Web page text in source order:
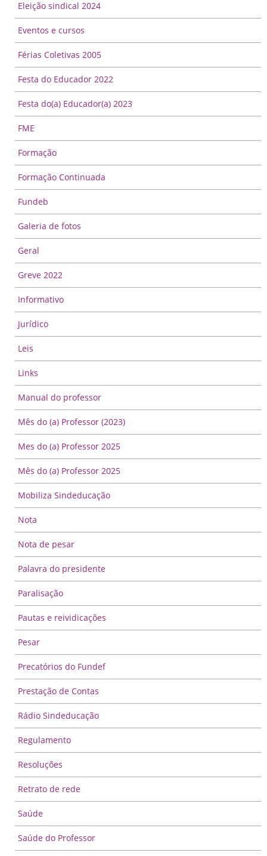
Eleição sindical 2024
Eventos e cursos
Férias Coletivas 2005
Festa do Educador 2022
Festa do(a) Educador(a) 2023
FME
Formação
Formação Continuada
Fundeb
Galeria de fotos
Geral
Greve 2022
Informativo
Jurídico
Leis
Links
Manual do professor
Mês do (a) Professor (2023)
Mes do (a) Professor 2025
Mês do (a) Professor 2025
Mobiliza Sindeducação
Nota
Nota de pesar
Palavra do presidente
Paralisação
Pautas e reividicações
Pesar
Precatórios do Fundef
Prestação de Contas
Rádio Sindeducação
Regulamento
Resoluções
Retrato de rede
Saúde
Saúde do Professor